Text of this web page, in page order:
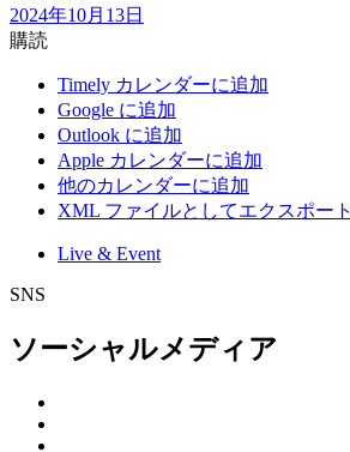
2024年10月13日
購読
Timely カレンダーに追加
Google に追加
Outlook に追加
Apple カレンダーに追加
他のカレンダーに追加
XML ファイルとしてエクスポート
Live & Event
SNS
ソーシャルメディア